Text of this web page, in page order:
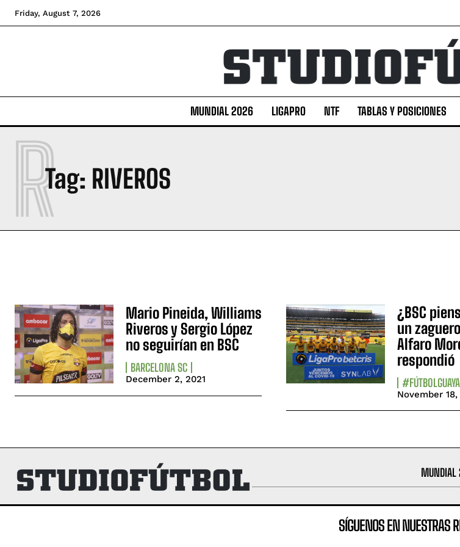
Friday, August 7, 2026
MUNDIAL 2026 LIGAPRO NTF TABLAS Y POSICIONES
Tag: RIVEROS
R
Mario Pineida, Williams
Riveros y Sergio López
no seguirían en BSC
BARCELONA SC
December 2, 2021
¿BSC
un
Alfaro
respondió
November 18,
SÍGUENOS EN NUESTRAS